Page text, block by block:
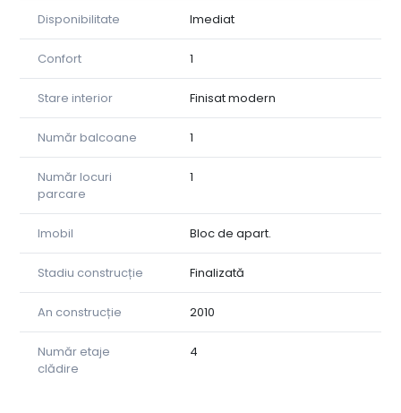
Disponibilitate Imediat
Confort 1
Stare interior Finisat modern
Număr balcoane 1
Număr locuri
parcare
1
Imobil Bloc de apart.
Stadiu construcție Finalizată
An construcție 2010
Număr etaje
clădire
4